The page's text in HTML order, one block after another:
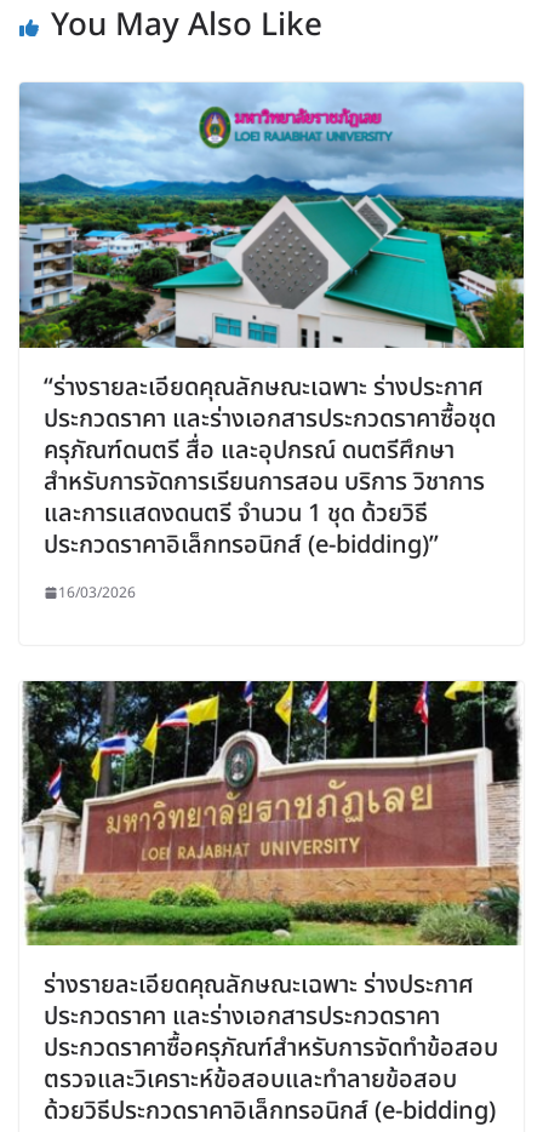
You May Also Like
“ร่างรายละเอียดคุณลักษณะเฉพาะ ร่างประกาศ
ประกวดราคา และร่างเอกสารประกวดราคาซื้อชุด
ครุภัณฑ์ดนตรี สื่อ และอุปกรณ์ ดนตรีศึกษา
สำหรับการจัดการเรียนการสอน บริการ วิชาการ
และการแสดงดนตรี จำนวน 1 ชุด ด้วยวิธี
ประกวดราคาอิเล็กทรอนิกส์ (e-bidding)”
16/03/2026
ร่างรายละเอียดคุณลักษณะเฉพาะ ร่างประกาศ
ประกวดราคา และร่างเอกสารประกวดราคา
ประกวดราคาซื้อครุภัณฑ์สำหรับการจัดทำข้อสอบ
ตรวจและวิเคราะห์ข้อสอบและทำลายข้อสอบ
ด้วยวิธีประกวดราคาอิเล็กทรอนิกส์ (e-bidding)